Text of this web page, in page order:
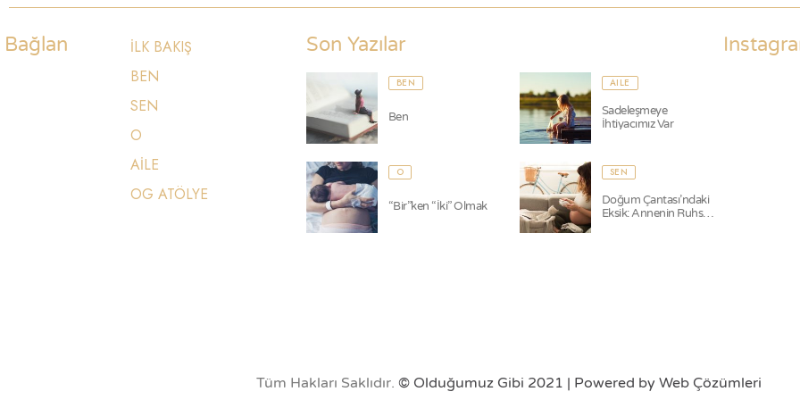
Bağlan
İLK BAKIŞ
BEN
SEN
O
AİLE
OG ATÖLYE
Son Yazılar
BEN
Ben
AILE
Sadeleşmeye
İhtiyacımız Var
O
“Bir”ken “İki” Olmak
SEN
Doğum Çantası’ndaki
Eksik: Annenin Ruhsal
Tüm Hakları Saklıdır. © Olduğumuz Gibi 2021 | Powered by Web Çözümleri